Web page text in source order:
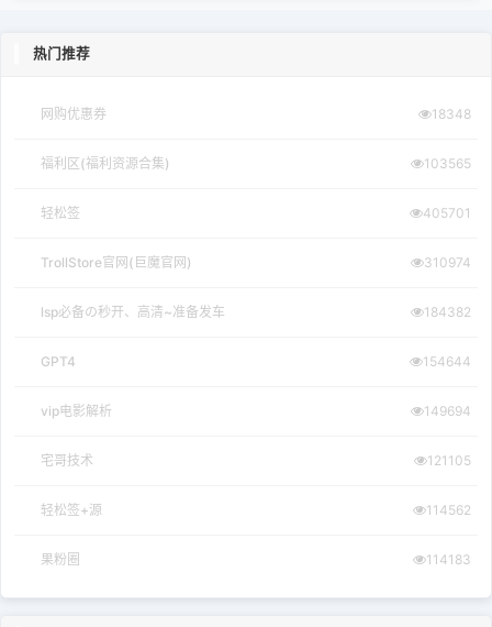
热门推荐
网购优惠券 18348
福利区(福利资源合集) 103565
轻松签 405701
TrollStore官网(巨魔官网) 310974
lsp必备の秒开、高清~准备发车 184382
GPT4 154644
vip电影解析 149694
宅哥技术 121105
轻松签+源 114562
果粉圈 114183